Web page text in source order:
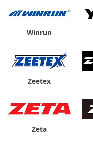
Winrun
Zeetex
Zeta